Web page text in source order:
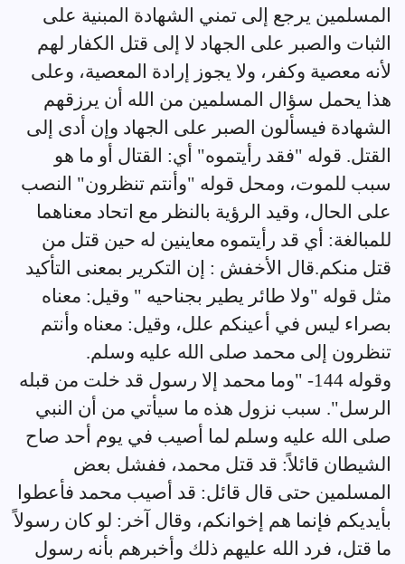
المسلمين يرجع إلى تمني الشهادة المبنية على
الثبات والصبر على الجهاد لا إلى قتل الكفار لهم
لأنه معصية وكفر، ولا يجوز إرادة المعصية، وعلى
هذا يحمل سؤال المسلمين من الله أن يرزقهم
الشهادة فيسألون الصبر على الجهاد وإن أدى إلى
القتل. قوله "فقد رأيتموه" أي: القتال أو ما هو
سبب للموت، ومحل قوله "وأنتم تنظرون" النصب
على الحال، وقيد الرؤية بالنظر مع اتحاد معناهما
للمبالغة: أي قد رأيتموه معاينين له حين قتل من
قتل منكم.قال الأخفش : إن التكرير بمعنى التأكيد
مثل قوله "ولا طائر يطير بجناحيه " وقيل: معناه
بصراء ليس في أعينكم علل، وقيل: معناه وأنتم
تنظرون إلى محمد صلى الله عليه وسلم.
وقوله 144- "وما محمد إلا رسول قد خلت من قبله
الرسل". سبب نزول هذه ما سيأتي من أن النبي
صلى الله عليه وسلم لما أصيب في يوم أحد صاح
الشيطان قائلاً: قد قتل محمد، ففشل بعض
المسلمين حتى قال قائل: قد أصيب محمد فأعطوا
بأيديكم فإنما هم إخوانكم، وقال آخر: لو كان رسولاً
ما قتل، فرد الله عليهم ذلك وأخبرهم بأنه رسول